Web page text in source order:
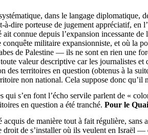
dans le langage
à-dire porteuse de jugement appréciatif,
connue depuis l’expansion incessante de
militaire expansionniste, et où la
de Palestine — ils ne sont en rien une
valeur descriptive car les journalistes
des territoires en question (obtenus à la
non national. Cela suppose donc
qui s’en font l’écho servile parlent de «
en question a été tranché. Pour le
acquis de manière tout à fait régulière,
droit de s’installer où ils veulent en Israël